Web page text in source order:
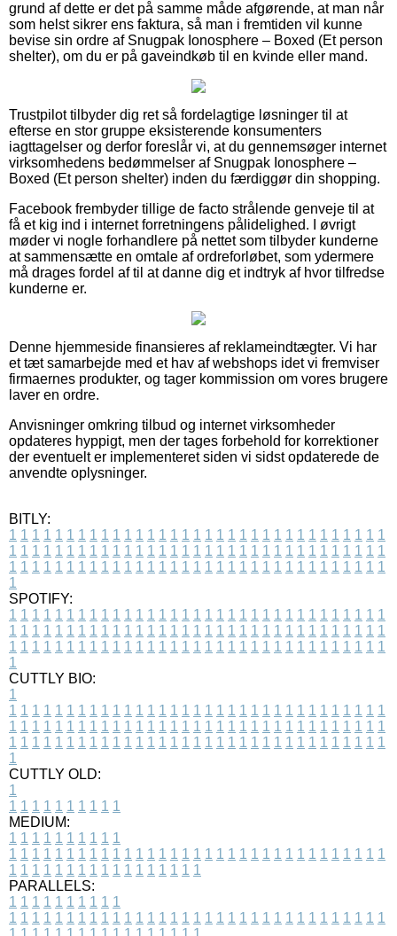
grund af dette er det på samme måde afgørende, at man når
som helst sikrer ens faktura, så man i fremtiden vil kunne
bevise sin ordre af Snugpak Ionosphere – Boxed (Et person
shelter), om du er på gaveindkøb til en kvinde eller mand.
Trustpilot tilbyder dig ret så fordelagtige løsninger til at
efterse en stor gruppe eksisterende konsumenters
iagttagelser og derfor foreslår vi, at du gennemsøger internet
virksomhedens bedømmelser af Snugpak Ionosphere –
Boxed (Et person shelter) inden du færdiggør din shopping.
Facebook frembyder tillige de facto strålende genveje til at
få et kig ind i internet forretningens pålidelighed. I øvrigt
møder vi nogle forhandlere på nettet som tilbyder kunderne
at sammensætte en omtale af ordreforløbet, som ydermere
må drages fordel af til at danne dig et indtryk af hvor tilfredse
kunderne er.
Denne hjemmeside finansieres af reklameindtægter. Vi har
et tæt samarbejde med et hav af webshops idet vi fremviser
firmaernes produkter, og tager kommission om vores brugere
laver en ordre.
Anvisninger omkring tilbud og internet virksomheder
opdateres hyppigt, men der tages forbehold for korrektioner
der eventuelt er implementeret siden vi sidst opdaterede de
anvendte oplysninger.
BITLY:
1 1 1 1 1 1 1 1 1 1 1 1 1 1 1 1 1 1 1 1 1 1 1 1 1 1 1 1 1 1 1 1 1
1 1 1 1 1 1 1 1 1 1 1 1 1 1 1 1 1 1 1 1 1 1 1 1 1 1 1 1 1 1 1 1 1
1 1 1 1 1 1 1 1 1 1 1 1 1 1 1 1 1 1 1 1 1 1 1 1 1 1 1 1 1 1 1 1 1
1
SPOTIFY:
1 1 1 1 1 1 1 1 1 1 1 1 1 1 1 1 1 1 1 1 1 1 1 1 1 1 1 1 1 1 1 1 1
1 1 1 1 1 1 1 1 1 1 1 1 1 1 1 1 1 1 1 1 1 1 1 1 1 1 1 1 1 1 1 1 1
1 1 1 1 1 1 1 1 1 1 1 1 1 1 1 1 1 1 1 1 1 1 1 1 1 1 1 1 1 1 1 1 1
1
CUTTLY BIO:
1
1 1 1 1 1 1 1 1 1 1 1 1 1 1 1 1 1 1 1 1 1 1 1 1 1 1 1 1 1 1 1 1 1
1 1 1 1 1 1 1 1 1 1 1 1 1 1 1 1 1 1 1 1 1 1 1 1 1 1 1 1 1 1 1 1 1
1 1 1 1 1 1 1 1 1 1 1 1 1 1 1 1 1 1 1 1 1 1 1 1 1 1 1 1 1 1 1 1 1
1
CUTTLY OLD:
1
1 1 1 1 1 1 1 1 1 1
MEDIUM:
1 1 1 1 1 1 1 1 1 1
1 1 1 1 1 1 1 1 1 1 1 1 1 1 1 1 1 1 1 1 1 1 1 1 1 1 1 1 1 1 1 1 1
1 1 1 1 1 1 1 1 1 1 1 1 1 1 1 1 1
PARALLELS:
1 1 1 1 1 1 1 1 1 1
1 1 1 1 1 1 1 1 1 1 1 1 1 1 1 1 1 1 1 1 1 1 1 1 1 1 1 1 1 1 1 1 1